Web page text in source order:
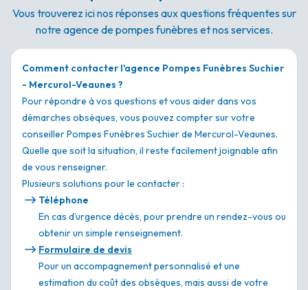
Vous trouverez ici nos réponses aux questions fréquentes sur
notre agence de pompes funèbres et nos services.
Comment contacter l'agence Pompes Funèbres Suchier
- Mercurol-Veaunes ?
Pour répondre à vos questions et vous aider dans vos
démarches obsèques, vous pouvez compter sur votre
conseiller Pompes Funèbres Suchier de Mercurol-Veaunes.
Quelle que soit la situation, il reste facilement joignable afin
de vous renseigner.
Plusieurs solutions pour le contacter :
Téléphone
En cas d’urgence décès, pour prendre un rendez-vous ou
obtenir un simple renseignement.
Formulaire de devis
Pour un accompagnement personnalisé et une
estimation du coût des obsèques, mais aussi de votre